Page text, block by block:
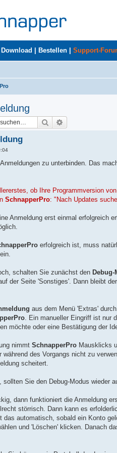
Download Bestellen Support-
Suche
zu unterbinden. Das
ob Ihre Programmversion von
SchnapperPro: "Nach Updates
Anmeldung erst einmal erfolgreich
erfolgreich ist, muss
schalten Sie zunächst den Debug-
der Seite 'Sonstiges'. Dann bleibt
aus dem Menü 'Extras'
. Ein manueller Eingriff ist nur
möchte oder eine Bestätigung der
nimmt SchnapperPro Mausklicks
während des Vorgangs nicht zu
scheitert.
sollten Sie den Debug-Modus wieder
dann funktioniert die Anmeldung
störrisch. Dann kann es
das automatisch, sobald ein Konto
und 'Löschen' klicken. Danach